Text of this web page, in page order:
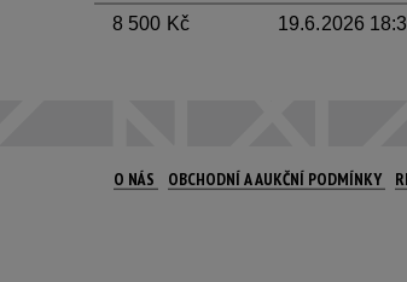
8 500 Kč
19.6.2026
O NÁS OBCHODNÍ A AUKČNÍ PODMÍNKY